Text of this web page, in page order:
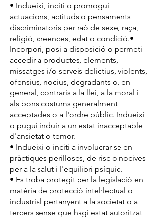
• Indueixi, inciti o promogui
actuacions, actituds o pensaments
discriminatoris per raó de sexe, raça,
religió, creences, edat o condició.•
Incorpori, posi a disposició o permeti
accedir a productes, elements,
missatges i/o serveis delictius, violents,
ofensius, nocius, degradants o, en
general, contraris a la llei, a la moral i
als bons costums generalment
acceptades o a l'ordre públic. Indueixi
o pugui induir a un estat inacceptable
d'ansietat o temor.
• Indueixi o inciti a involucrar-se en
pràctiques perilloses, de risc o nocives
per a la salut i l'equilibri psíquic.
• Es troba protegit per la legislació en
matèria de protecció intel·lectual o
industrial pertanyent a la societat o a
tercers sense que hagi estat autoritzat